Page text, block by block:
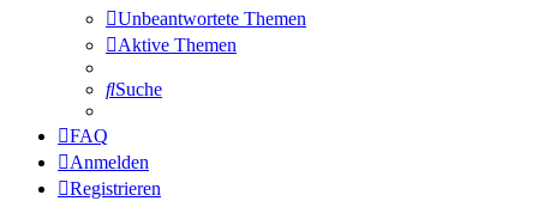
Unbeantwortete Themen
Aktive Themen
Suche
FAQ
Anmelden
Registrieren